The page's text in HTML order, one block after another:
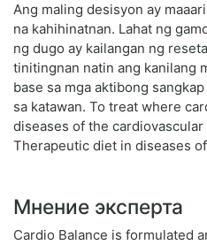
Ang maling desisyon ay
na kahihinatnan. Lahat ng
ng dugo ay kailangan ng
tinitingnan natin ang kanilang
base sa mga aktibong
sa katawan. To treat where
diseases of the
Therapeutic diet in diseases
Мнение эксперта
Cardio Balance is formulated